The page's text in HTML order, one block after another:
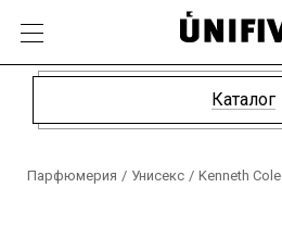
Каталог
Парфюмерия / Унисекс / Kenneth Cole